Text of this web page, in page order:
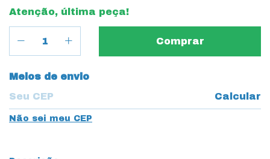
Atenção, última peça!
Entregas para o CEP:
Meios de envio
Calcular
Não sei meu CEP